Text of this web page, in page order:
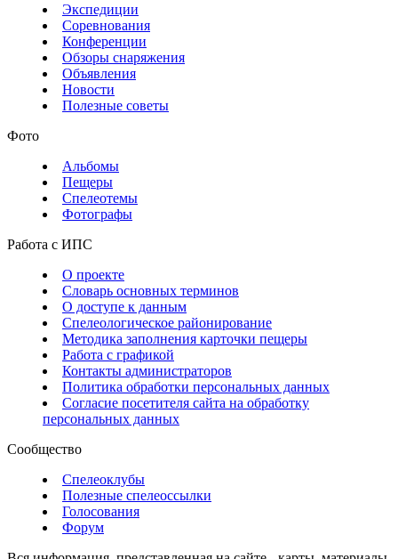
Экспедиции
Соревнования
Конференции
Обзоры снаряжения
Объявления
Новости
Полезные советы
Фото
Альбомы
Пещеры
Спелеотемы
Фотографы
Работа с ИПС
О проекте
Словарь основных терминов
О доступе к данным
Спелеологическое районирование
Методика заполнения карточки пещеры
Работа с графикой
Контакты администраторов
Политика обработки персональных данных
Согласие посетителя сайта на обработку
персональных данных
Сообщество
Спелеоклубы
Полезные спелеоссылки
Голосования
Форум